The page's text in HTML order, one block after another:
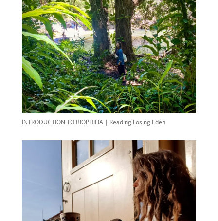
INTRODUCTION TO BIOPHILIA | Reading Losing Eden